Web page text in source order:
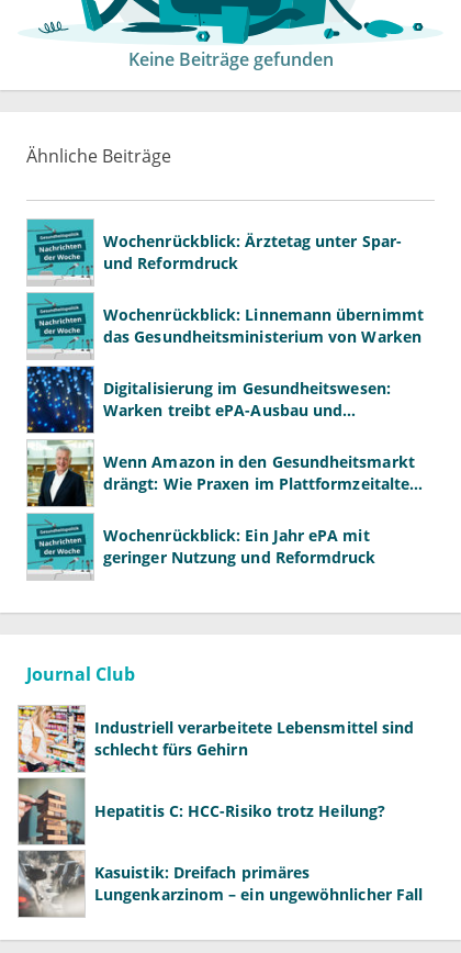
Keine Beiträge gefunden
Ähnliche Beiträge
Wochenrückblick: Ärztetag unter Spar-
und Reformdruck
Wochenrückblick: Linnemann übernimmt
das Gesundheitsministerium von Warken
Digitalisierung im Gesundheitswesen:
Warken treibt ePA-Ausbau und
Wenn Amazon in den Gesundheitsmarkt
drängt: Wie Praxen im Plattformzeitalter
Wochenrückblick: Ein Jahr ePA mit
geringer Nutzung und Reformdruck
Journal Club
Industriell verarbeitete Lebensmittel sind
schlecht fürs Gehirn
Hepatitis C: HCC-Risiko trotz Heilung?
Kasuistik: Dreifach primäres
Lungenkarzinom – ein ungewöhnlicher Fall